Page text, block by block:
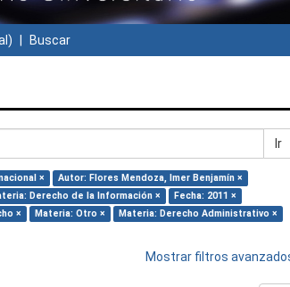
Buscar
Ir
×
Autor: Flores Mendoza, Imer Benjamín ×
Derecho de la Información ×
Fecha: 2011 ×
× Materia: Otro ×
Materia: Derecho Administrativo ×
Mostrar filtros